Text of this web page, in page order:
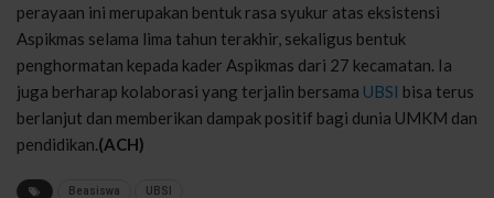
perayaan ini merupakan bentuk rasa syukur atas eksistensi
Aspikmas selama lima tahun terakhir, sekaligus bentuk
penghormatan kepada kader Aspikmas dari 27 kecamatan. Ia
juga berharap kolaborasi yang terjalin bersama UBSI bisa terus
berlanjut dan memberikan dampak positif bagi dunia UMKM dan
pendidikan.(ACH)
Beasiswa UBSI